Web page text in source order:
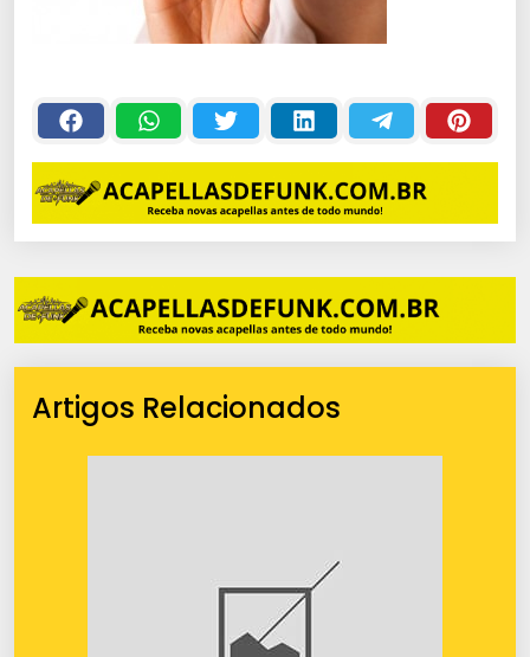
Artigos Relacionados